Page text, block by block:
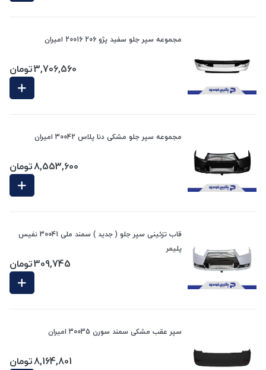
مجموعه سپر جلو سفید پژو 206 20016 امیران
3,706,560تومان
مجموعه سپر جلو مشکی دنا پلاس 30042 امیران
8,553,600تومان
قاب تزئینی سپر جلو ( جدید ) سمند ملی 30041 نفیس
پلیمر
309,745تومان
سپر عقب مشکی سمند سورن 30035 امیران
8,164,801تومان